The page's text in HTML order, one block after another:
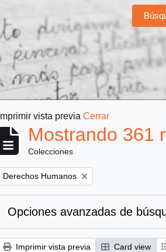
Imprimir vista previa Cerrar
Mostrando 361
Colecciones
Remove filter:
Derechos Humanos
Opciones avanzadas de
Imprimir vista previa Card view